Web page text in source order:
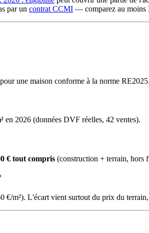
par un contrat CCMI — comparez au moins
pour une maison conforme à la norme
en 2026 (données DVF réelles, 42 ventes).
€ tout compris (construction + terrain, hors
m²). L'écart vient surtout du prix du